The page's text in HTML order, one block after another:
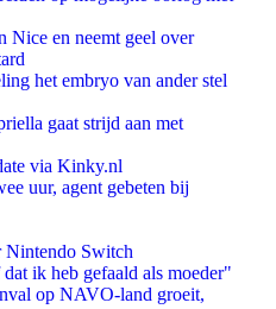
Nice en neemt geel over
het embryo van ander stel
gaat strijd aan met
via Kinky.nl
uur, agent gebeten bij
Nintendo Switch
ik heb gefaald als moeder"
op NAVO-land groeit,